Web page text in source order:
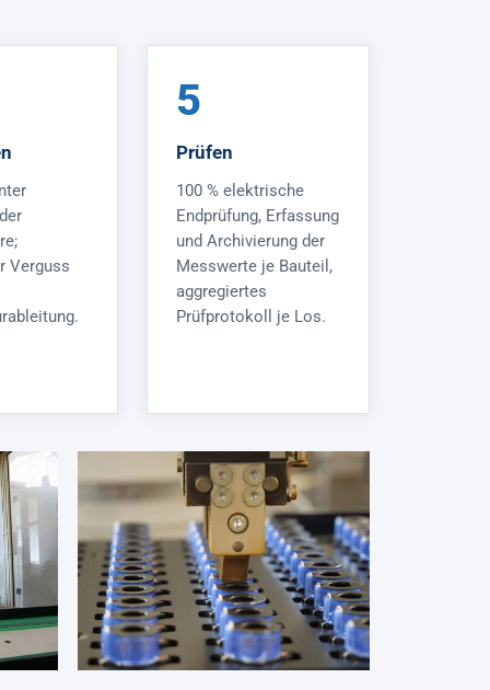
Verguss
5
Prüfen
100 % elektrische
Endprüfung, Erfassung
und Archivierung der
Messwerte je Bauteil,
aggregiertes
Prüfprotokoll je Los.